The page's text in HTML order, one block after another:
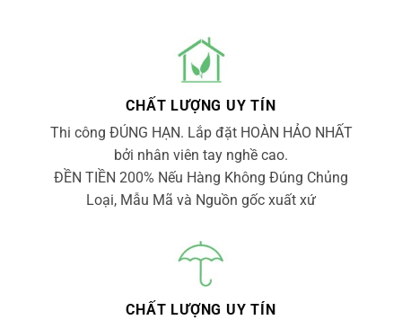
CHẤT LƯỢNG UY TÍN
Thi công ĐÚNG HẠN. Lắp đặt HOÀN HẢO NHẤT
bởi nhân viên tay nghề cao.
ĐỀN TIỀN 200% Nếu Hàng Không Đúng Chủng
Loại, Mẫu Mã và Nguồn gốc xuất xứ
CHẤT LƯỢNG UY TÍN